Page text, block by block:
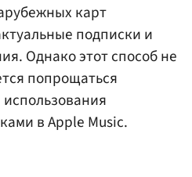
карт
подписки и
Однако этот способ не
попрощаться
в Apple Music.